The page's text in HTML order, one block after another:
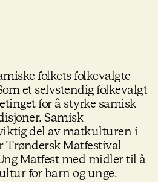
folkets folkevalgte
et selvstendig folkevalgt
for å styrke samisk
Samisk
del av matkulturen i
Trøndersk Matfestival
Matfest med midler til å
for barn og unge.